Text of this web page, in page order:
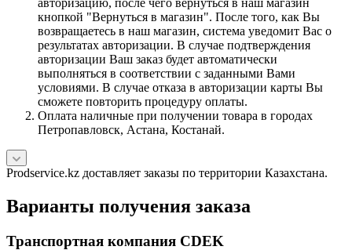
кнопкой "Вернуться в магазин". После того, как Вы
возвращаетесь в наш магазин, система уведомит Вас о
результатах авторизации. В случае подтверждения
авторизации Ваш заказ будет автоматически
выполняться в соответствии с заданными Вами
условиями. В случае отказа в авторизации карты Вы
сможете повторить процедуру оплаты.
Оплата наличные при получении товара в городах
Петропавловск, Астана, Костанай.
Prodservice.kz доставляет заказы по территории Казахстана.
Варианты получения заказа
Транспортная компания CDEK